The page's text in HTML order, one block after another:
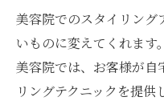
理想の職場環
スタッフ一人
ート
美容師として
美容院でのスタイリング
いものに変えてくれます
美容院では、お客様が自
リングテクニックを提供